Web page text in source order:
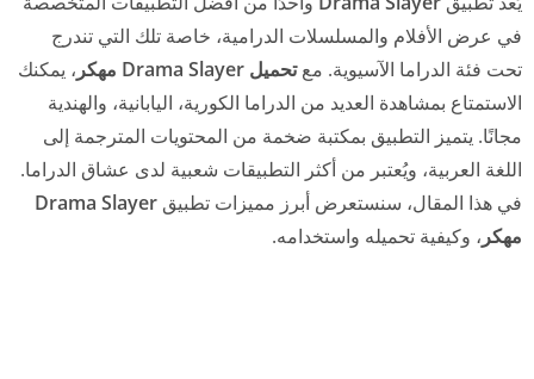
في عرض الأفلام والمسلسلات الدرامية، خاصة تلك التي تندرج
تحت فئة الدراما الآسيوية. معتحميل Drama Slayer مهكر
، يمكنك
الاستمتاع بمشاهدة العديد من الدراما الكورية، اليابانية، والهندية
مجانًا. يتميز التطبيق بمكتبة ضخمة من المحتويات المترجمة إلى
اللغة العربية، ويُعتبر من أكثر التطبيقات شعبية لدى عشاق الدراما.
في هذا المقال، سنستعرض أبرز مميزات تطبيق Drama Slayer
مهكر ، وكيفية تحميله واستخدامه.